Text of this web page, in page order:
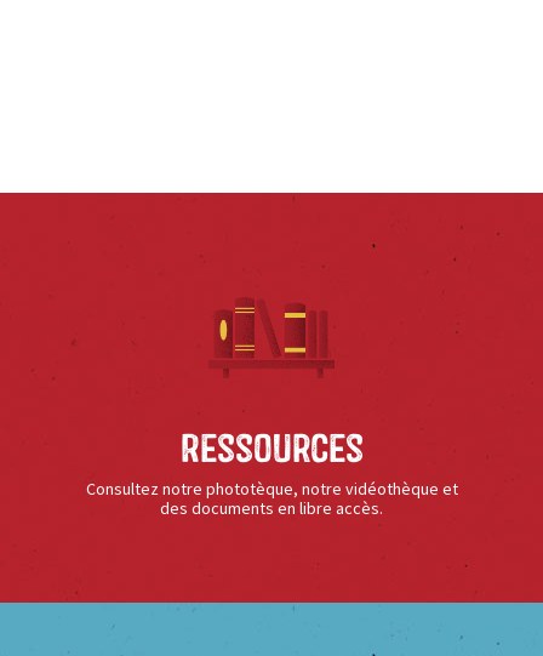
Ressources
Consultez notre phototèque, notre vidéothèque et
des documents en libre accès.